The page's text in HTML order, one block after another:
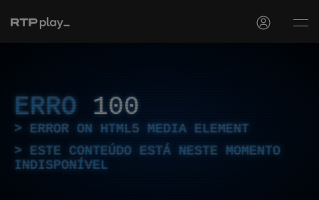
ERRO 100
ERROR ON HTML5 MEDIA ELEMENT
ESTE CONTEÚDO ESTÁ NESTE MOMENTO
INDISPONÍVEL